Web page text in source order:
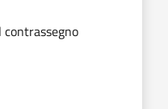
contrassegno